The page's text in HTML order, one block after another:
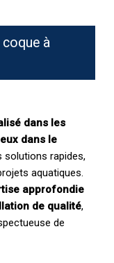
coque à
dans les
dans le
solutions rapides,
aquatiques.
approfondie
de qualité,
de